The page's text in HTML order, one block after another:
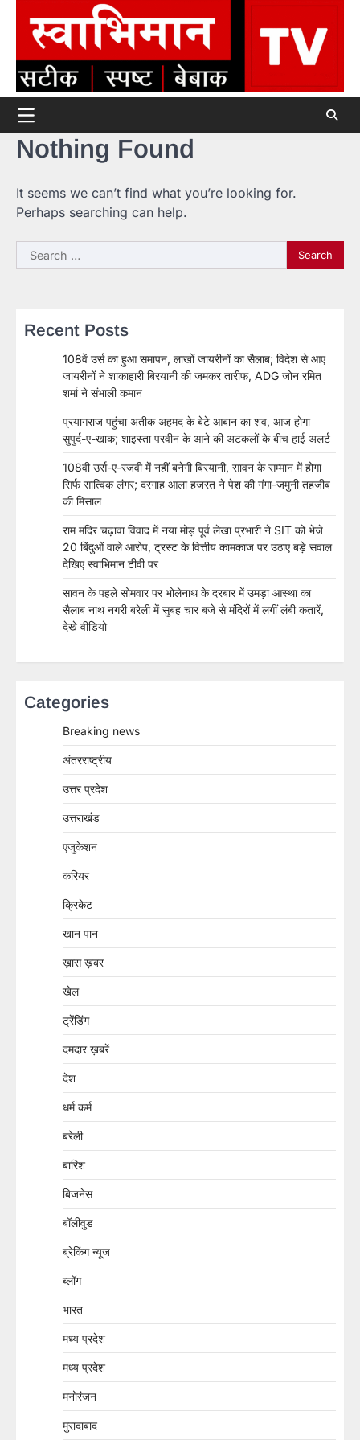
content
Nothing Found
It seems we can’t find what you’re looking for.
Perhaps searching can help.
Search
for:
Recent Posts
108वें उर्स का हुआ समापन, लाखों जायरीनों का सैलाब; विदेश से आए
जायरीनों ने शाकाहारी बिरयानी की जमकर तारीफ, ADG जोन रमित
शर्मा ने संभाली कमान
प्रयागराज पहुंचा अतीक अहमद के बेटे आबान का शव, आज होगा
सुपुर्द-ए-खाक; शाइस्ता परवीन के आने की अटकलों के बीच हाई अलर्ट
108वी उर्स-ए-रजवी में नहीं बनेगी बिरयानी, सावन के सम्मान में होगा
सिर्फ सात्विक लंगर; दरगाह आला हजरत ने पेश की गंगा-जमुनी तहजीब
की मिसाल
राम मंदिर चढ़ावा विवाद में नया मोड़ पूर्व लेखा प्रभारी ने SIT को भेजे
20 बिंदुओं वाले आरोप, ट्रस्ट के वित्तीय कामकाज पर उठाए बड़े सवाल
देखिए स्वाभिमान टीवी पर
सावन के पहले सोमवार पर भोलेनाथ के दरबार में उमड़ा आस्था का
सैलाब नाथ नगरी बरेली में सुबह चार बजे से मंदिरों में लगीं लंबी कतारें,
देखे वीडियो
Categories
Breaking news
अंतरराष्ट्रीय
उत्तर प्रदेश
उत्तराखंड
एजुकेशन
करियर
क्रिकेट
खान पान
ख़ास ख़बर
खेल
ट्रेंडिंग
दमदार ख़बरें
देश
धर्म कर्म
बरेली
बारिश
बिजनेस
बॉलीवुड
ब्रेकिंग न्यूज
ब्लॉग
भारत
मध्य प्रदेश
मध्य प्रदेश
मनोरंजन
मुरादाबाद